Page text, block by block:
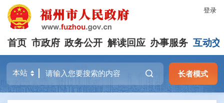
登录
首页 市政府 政务公开 解读回应 办事服务 互动交
长者模式